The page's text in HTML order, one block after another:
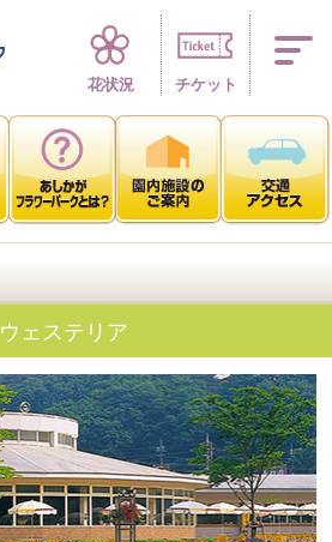
四季折々 花の
花状況 チケット
ウェステリア